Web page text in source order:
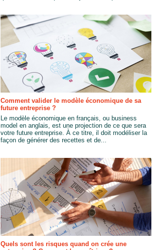
Comment valider le modèle économique de sa
future entreprise ?
Le modèle économique en français, ou business
model en anglais, est une projection de ce que sera
votre future entreprise. À ce titre, il doit modéliser la
façon de générer des recettes et de...
Quels sont les risques quand on crée une